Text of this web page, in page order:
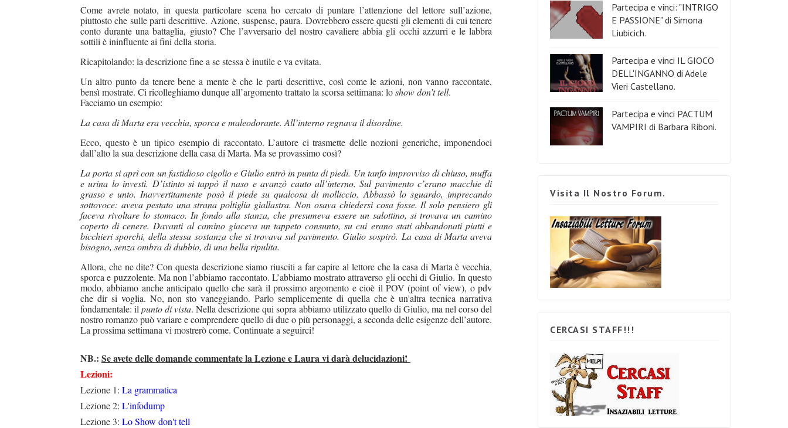
Come avrete notato, in questa particolare scena ho cercato di puntare l’attenzione del lettore sull’azione,
piuttosto che sulle parti descrittive. Azione, suspense, paura. Dovrebbero essere questi gli elementi di cui tenere
conto durante una battaglia, giusto? Che l’avversario del nostro cavaliere abbia gli occhi azzurri e le labbra
sottili è ininfluente ai fini della storia.
Ricapitolando: la descrizione fine a se stessa è inutile e va evitata.
Un altro punto da tenere bene a mente è che le parti descrittive, così come le azioni, non vanno raccontate,
bensì mostrate. Ci ricolleghiamo dunque all’argomento trattato la scorsa settimana: loshow don’t tell.
Facciamo un esempio:
La casa di Marta era vecchia, sporca e maleodorante. All’interno regnava il disordine.
Ecco, questo è un tipico esempio di raccontato. L’autore ci trasmette delle nozioni generiche, imponendoci
dall’alto la sua descrizione della casa di Marta. Ma se provassimo così?
La porta si aprì con un fastidioso cigolio e Giulio entrò in punta di piedi. Un tanfo improvviso di chiuso, muffa
e urina lo investì. D’istinto si tappò il naso e avanzò cauto all’interno. Sul pavimento c’erano macchie di
grasso e unto. Inavvertitamente posò il piede su qualcosa di molliccio. Abbassò lo sguardo, imprecando
sottovoce: aveva pestato una strana poltiglia giallastra. Non osava chiedersi cosa fosse. Il solo pensiero gli
faceva rivoltare lo stomaco. In fondo alla stanza, che presumeva essere un salottino, si trovava un camino
coperto di cenere. Davanti al camino giaceva un tappeto consunto, su cui erano stati abbandonati piatti e
bicchieri sporchi, della stessa sostanza che si trovava sul pavimento. Giulio sospirò. La casa di Marta aveva
bisogno, senza ombra di dubbio, di una bella ripulita.
Allora, che ne dite? Con questa descrizione siamo riusciti a far capire al lettore che la casa di Marta è vecchia,
sporca e puzzolente. Ma non l’abbiamo raccontato. L’abbiamo mostrato attraverso gli occhi di Giulio. In questo
modo, abbiamo anche anticipato quello che sarà il prossimo argomento e cioè il POV (point of view), o pdv
che dir si voglia. No, non sto vaneggiando. Parlo semplicemente di quella che è un'altra tecnica narrativa
fondamentale: ilpunto di vista. Nella descrizione qui sopra abbiamo utilizzato quello di Giulio, ma nel corso del
nostro romanzo può variare e comprendere quello di due o più personaggi, a seconda delle esigenze dell’autore.
La prossima settimana vi mostrerò come. Continuate a seguirci!
NB.: Se avete delle domande commentate la Lezione e Laura vi darà delucidazioni!
Lezioni:
Lezione 1: La grammatica
Lezione 2: L'infodump
Lezione 3: Lo Show don't tell
Partecipa e vinci: "INTRIGO
E PASSIONE" di Simona
Liubicich.
Partecipa e vinci IL GIOCO
DELL'INGANNO di Adele
Vieri Castellano.
Partecipa e vinci PACTUM
VAMPIRI di Barbara Riboni.
Visita Il Nostro Forum.
CERCASI STAFF!!!